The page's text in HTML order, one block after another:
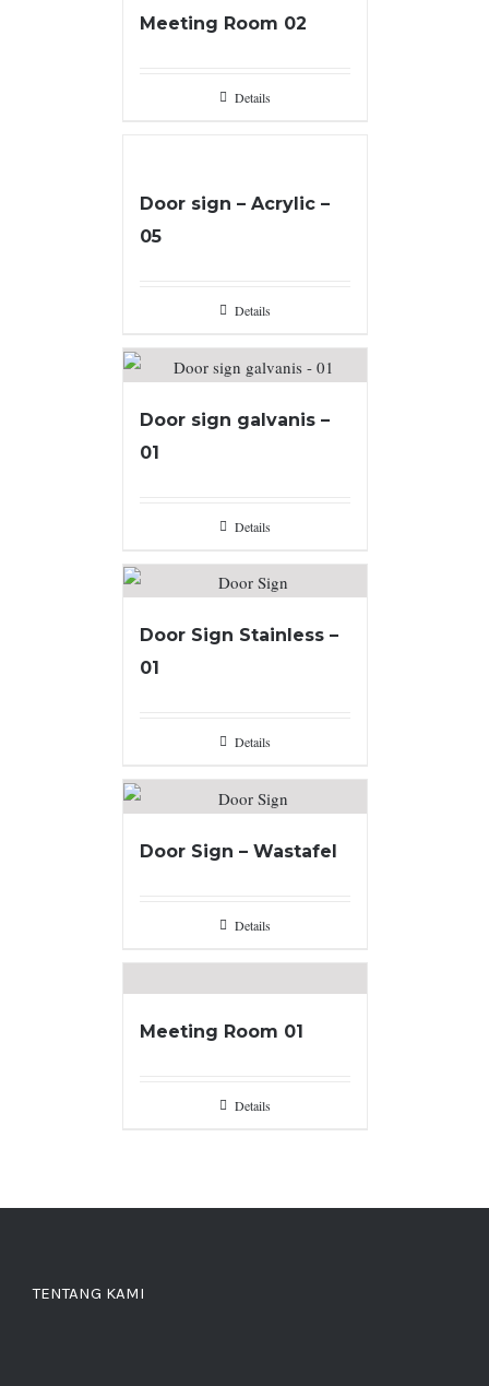
Meeting Room 02
Details
Door sign – Acrylic –
05
Details
Door sign galvanis –
01
Details
Door Sign Stainless –
01
Details
Door Sign – Wastafel
Details
Meeting Room 01
Details
TENTANG KAMI